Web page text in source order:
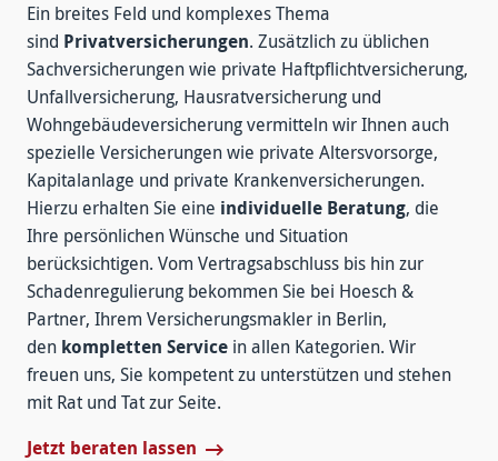
Ein breites Feld und komplexes Thema
sind Privatversicherungen. Zusätzlich zu üblichen
Sachversicherungen wie private Haftpflichtversicherung,
Unfallversicherung, Hausratversicherung und
Wohngebäudeversicherung vermitteln wir Ihnen auch
spezielle Versicherungen wie private Altersvorsorge,
Kapitalanlage und private Krankenversicherungen.
Hierzu erhalten Sie eine individuelle Beratung, die
Ihre persönlichen Wünsche und Situation
berücksichtigen. Vom Vertragsabschluss bis hin zur
Schadenregulierung bekommen Sie bei Hoesch &
Partner, Ihrem Versicherungsmakler in Berlin,
den kompletten Service in allen Kategorien. Wir
freuen uns, Sie kompetent zu unterstützen und stehen
mit Rat und Tat zur Seite.
Jetzt beraten lassen